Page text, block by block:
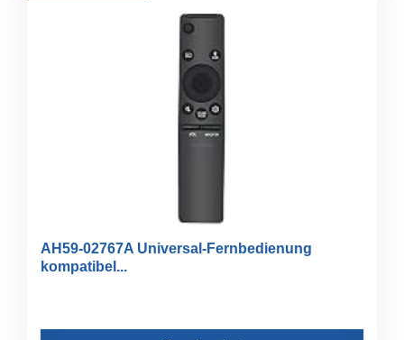
AH59-02767A Universal-Fernbedienung
kompatibel...